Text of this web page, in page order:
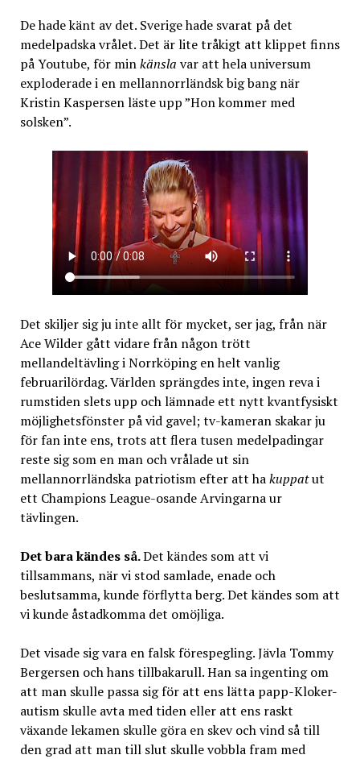
De hade känt av det. Sverige hade svarat på det
medelpadska vrålet. Det är lite tråkigt att klippet finns
på Youtube, för minkänsla var att hela universum
exploderade i en mellannorrländsk big bang när
Kristin Kaspersen läste upp ”Hon kommer med
solsken”.
Det skiljer sig ju inte allt för mycket, ser jag, från när
Ace Wilder gått vidare från någon trött
mellandeltävling i Norrköping en helt vanlig
februarilördag. Världen sprängdes inte, ingen reva i
rumstiden slets upp och lämnade ett nytt kvantfysiskt
möjlighetsfönster på vid gavel; tv-kameran skakar ju
för fan inte ens, trots att flera tusen medelpadingar
reste sig som en man och vrålade ut sin
mellannorrländska patriotism efter att hakuppatut
ett Champions League-osande Arvingarna ur
tävlingen.
Det bara kändes så.Det kändes som att vi
tillsammans, när vi stod samlade, enade och
beslutsamma, kunde förflytta berg. Det kändes som att
vi kunde åstadkomma det omöjliga.
Det visade sig vara en falsk förespegling. Jävla Tommy
Bergersen och hans tillbakarull. Han sa ingenting om
att man skulle passa sig för att ens lätta papp-Kloker-
autism skulle avta med tiden eller att ens raskt
växande lekamen skulle göra en skev och vind så till
den grad att man till slut skulle vobbla fram med